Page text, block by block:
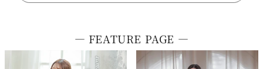
― FEATURE PAGE ―